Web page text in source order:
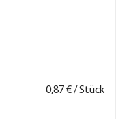
0,87€ / Stück